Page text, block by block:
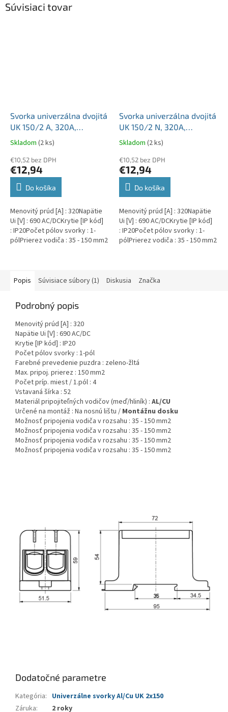
Súvisiaci tovar
Svorka univerzálna dvojitá
UK 150/2 A, 320A,
2x150mm2 1pól., AL/CU,
krytá, sivá, na DIN a
Montážnu dosku
Skladom (2 ks)
€10,52 bez DPH
€12,94
Do košíka
Menovitý prúd [A] : 320Napätie
Ui [V] : 690 AC/DCKrytie [IP kód]
: IP20Počet pólov svorky : 1-
pólPrierez vodiča : 35 - 150 mm2
Svorka univerzálna dvojitá
UK 150/2 N, 320A,
2x150mm2 1pól., AL/CU,
krytá, modrá, na DIN a
Montážnu dosku
Skladom (2 ks)
€10,52 bez DPH
€12,94
Do košíka
Menovitý prúd [A] : 320Napätie
Ui [V] : 690 AC/DCKrytie [IP kód]
: IP20Počet pólov svorky : 1-
pólPrierez vodiča : 35 - 150 mm2
Popis Súvisiace súbory (1) Diskusia Značka
Podrobný popis
Menovitý prúd [A] : 320
Napätie Ui [V] : 690 AC/DC
Krytie [IP kód] : IP20
Počet pólov svorky : 1-pól
Farebné prevedenie puzdra : zeleno-žltá
Max. pripoj. prierez : 150 mm2
Počet príp. miest / 1.pól : 4
Vstavaná šírka : 52
Materiál pripojiteľných vodičov (meď/hliník) : AL/CU
Určené na montáž : Na nosnú lištu / Montážnu dosku
Možnosť pripojenia vodiča v rozsahu : 35 - 150 mm2
Možnosť pripojenia vodiča v rozsahu : 35 - 150 mm2
Možnosť pripojenia vodiča v rozsahu : 35 - 150 mm2
Možnosť pripojenia vodiča v rozsahu : 35 - 150 mm2
Dodatočné parametre
Kategória: Univerzálne svorky Al/Cu UK 2x150
Záruka: 2 roky